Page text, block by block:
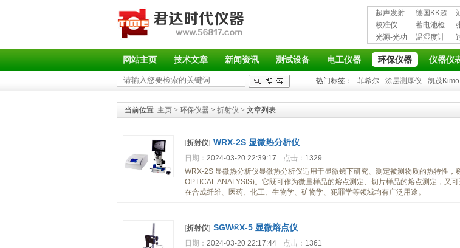
超声发射
接收仪器
德国KK超
声波探伤
仪
校准仪
蓄电池检
测仪
光源-光功
率计
温湿度计
网站主页 技术文章 新闻资讯 测试设备 电工仪器 环保仪器 仪器仪
热门标签： 菲希尔 涂层测厚仪 凯茂Kimo
当前位置: 主页 > 环保仪器 > 折射仪 > 文章列表
[折射仪] WRX-2S 显微热分析仪
日期： 2024-03-20 22:39:17 点击： 1329
WRX-2S 显微热分析仪显微热分析仪适用于显微镜下研究、测定被测物质的热特性，
OPTICAL ANALYSIS)。它既可作为微量样品的熔点测定、切片样品的熔点测定，又可
在合成纤维、医药、化工、生物学、矿物学、犯罪学等领域均有广泛用途。
[折射仪] SGW®X-5 显微熔点仪
日期： 2024-03-20 22:17:44 点击： 1361